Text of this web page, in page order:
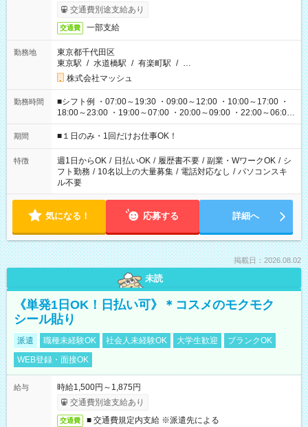
交通費別途支給あり
交通費 一部支給
勤務地
東京都千代田区
東京駅 / 水道橋駅 / 有楽町駅 / …
株式会社マッシュ
勤務時間
■シフト例 ・07:00～19:30 ・09:00～12:00 ・10:00～17:00 ・
18:00～23:00 ・19:00～07:00 ・20:00～09:00 ・22:00～06:00
etc ★最短で3時間で5,120円のお仕事から 15時間で2万円近く稼
げるお仕事も！ ご希望のお時間に合わせてご紹介！ ※シフトは
ください！
期間 ■１日のみ・1回だけお仕事OK！
特徴 週1日からOK / 日払いOK / 履歴書不要 / 副業・WワークOK / シ
フト勤務 / 10名以上の大量募集 / 電話対応なし / パソコンスキ
ル不要
気になる！ 応募する 詳細へ
掲載日：2026.08.02
未読
《単発1日OK！日払い可》＊コスメのモクモク
シール貼り
派遣 職種未経験OK 社会人未経験OK 大学生歓迎
ブランクOK
WEB登録・面接OK
給与
時給1,500円～1,875円
交通費別途支給あり
交通費 ■ 交通費規定内支給 ※派遣先による